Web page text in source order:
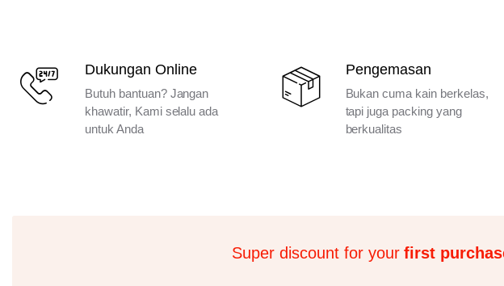
Dukungan Online
Butuh bantuan? Jangan
khawatir, Kami selalu ada
untuk Anda
Pengemasan
Bukan cuma kain berkelas,
tapi juga packing yang
berkualitas
Super discount for yourfirst